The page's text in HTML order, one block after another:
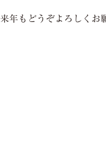
来年もどうぞよろしくお
税理